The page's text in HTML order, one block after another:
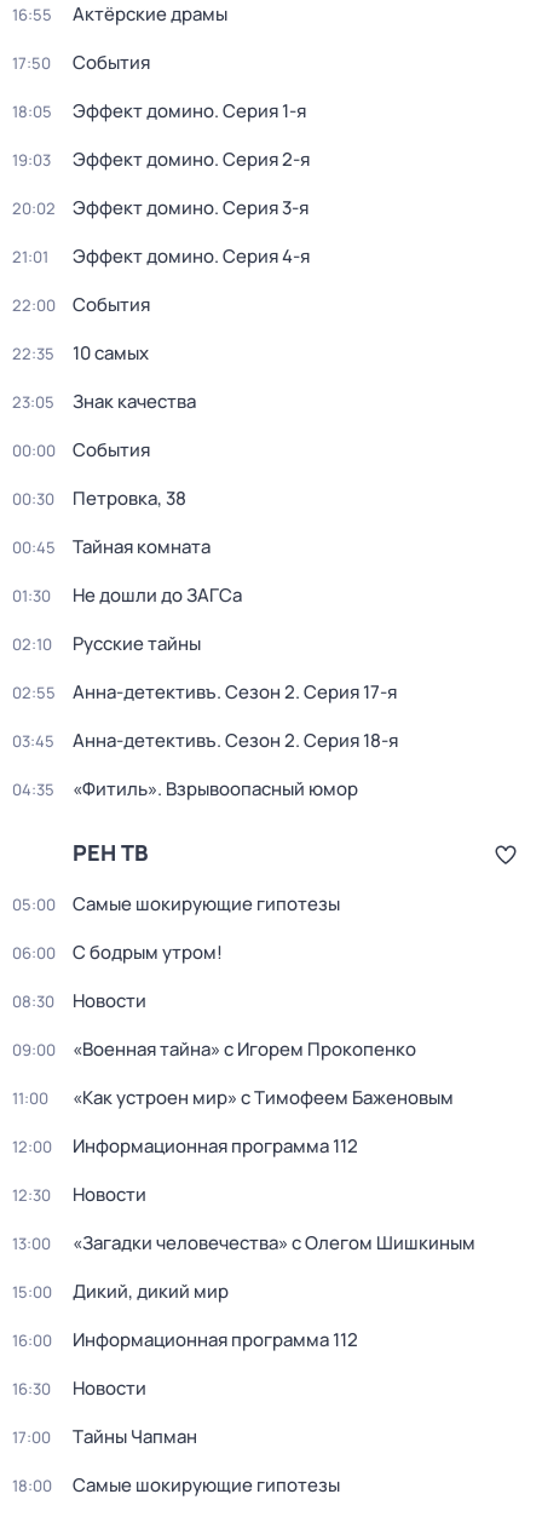
16:55 Актёрские драмы
17:50 События
18:05 Эффект домино. Серия 1-я
19:03 Эффект домино. Серия 2-я
20:02 Эффект домино. Серия 3-я
21:01 Эффект домино. Серия 4-я
22:00 События
22:35 10 самых
23:05 Знак качества
00:00 События
00:30 Петровка, 38
00:45 Тайная комната
01:30 Не дошли до ЗАГСа
02:10 Русские тайны
02:55 Анна-детективъ. Сезон 2. Серия 17-я
03:45 Анна-детективъ. Сезон 2. Серия 18-я
04:35 «Фитиль». Взрывоопасный юмор
РЕН ТВ
05:00 Самые шoкиpующие гипотезы
06:00 С бодрым утром!
08:30 Новости
09:00 «Военная тайна» с Игорем Прокопенко
11:00 «Как устроен мир» с Тимофеем Баженовым
12:00 Информационная программа 112
12:30 Новости
13:00 «Загадки человечества» с Олегом Шишкиным
15:00 Дикий, дикий мир
16:00 Информационная программа 112
16:30 Новости
17:00 Тaйны Чапман
18:00 Самые шoкиpующие гипотезы